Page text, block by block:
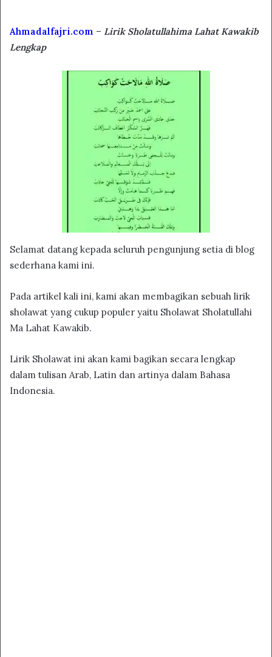
Ahmadalfajri.com – Lirik Sholatullahima Lahat Kawakib
Lengkap
Selamat datang kepada seluruh pengunjung setia di blog
sederhana kami ini.
Pada artikel kali ini, kami akan membagikan sebuah lirik
sholawat yang cukup populer yaitu Sholawat Sholatullahi
Ma Lahat Kawakib.
Lirik Sholawat ini akan kami bagikan secara lengkap
dalam tulisan Arab, Latin dan artinya dalam Bahasa
Indonesia.